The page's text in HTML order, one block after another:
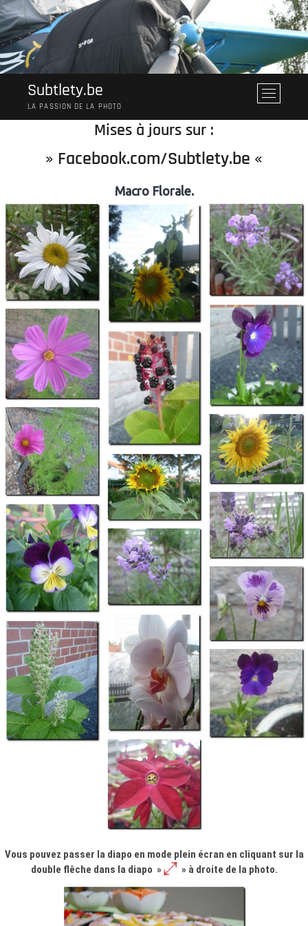
Skip
to
content
Subtlety.be
LA PASSION DE LA PHOTO
M
e
n
o
n
Mises à jours sur :
» Facebook.com/Subtlety.be «
Macro Florale.
Vous pouvez passer la diapo en mode plein écran en cliquant sur la
double flêche dans la diapo »
» à droite de la photo.